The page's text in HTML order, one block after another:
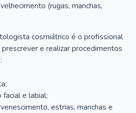
(rugas, manchas,
cosmiátrico é o profissional
e realizar procedimentos
e labial;
estrias, manchas e